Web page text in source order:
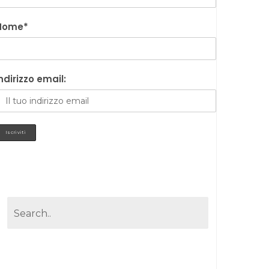
email: